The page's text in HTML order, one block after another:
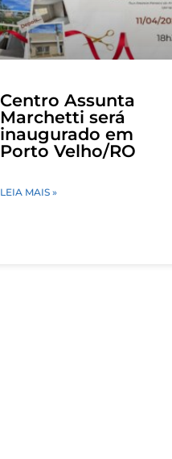
Centro Assunta
Marchetti será
inaugurado em
Porto Velho/RO
LEIA MAIS »